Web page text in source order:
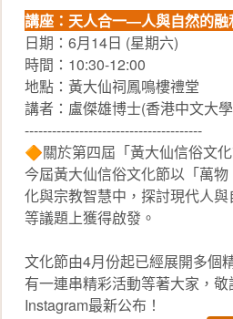
講座：天人合一—人與自然的融
日期：6月14日 (星期六)
時間：10:30-12:00
地點：黃大仙祠鳳鳴樓禮堂
講者：盧傑雄博士(香港中文大
---------------------------------------
🔶關於第四屆「黃大仙信俗文
今屆黃大仙信俗文化節以「萬物
化與宗教智慧中，探討現代人
等議題上獲得啟發。
文化節由4月份起已經展開多個
有一連串精彩活動等著大家，
Instagram最新公布！